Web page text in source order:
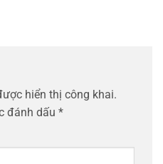
hiển thị công khai.
đánh dấu *